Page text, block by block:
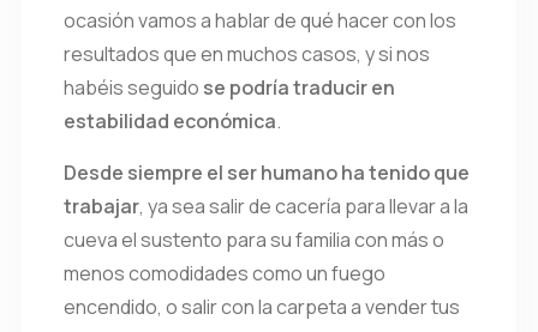
ocasión vamos a hablar de qué hacer con los
resultados que en muchos casos, y si nos
habéis seguido se podría traducir en
estabilidad económica.
Desde siempre el ser humano ha tenido que
trabajar, ya sea salir de cacería para llevar a la
cueva el sustento para su familia con más o
menos comodidades como un fuego
encendido, o salir con la carpeta a vender tus